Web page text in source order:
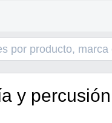
y percusión